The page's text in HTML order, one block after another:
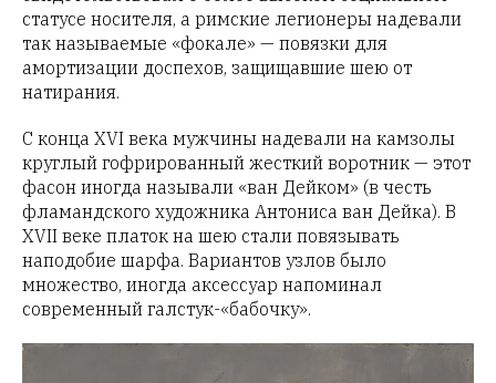
статусе носителя, а римские легионеры надевали
так называемые «фокале» — повязки для
амортизации доспехов, защищавшие шею от
натирания.
С конца XVI века мужчины надевали на камзолы
круглый гофрированный жесткий воротник — этот
фасон иногда называли «ван Дейком» (в честь
фламандского художника Антониса ван Дейка). В
XVII веке платок на шею стали повязывать
наподобие шарфа. Вариантов узлов было
множество, иногда аксессуар напоминал
современный галстук-«бабочку».